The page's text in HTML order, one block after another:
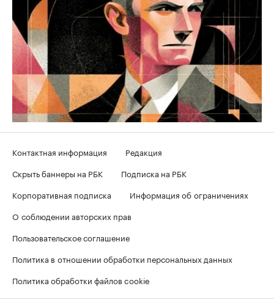
Контактная информация
Редакция
Скрыть баннеры на РБК
Подписка на РБК
Корпоративная подписка
Информация об ограничениях
О соблюдении авторских прав
Пользовательское соглашение
Политика в отношении обработки персональных данных
Политика обработки файлов cookie